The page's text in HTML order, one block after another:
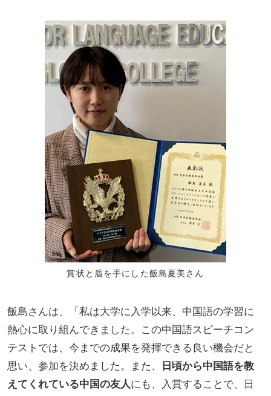
賞状と盾を手にした飯島夏美さん
飯島さんは、「私は大学に入学以来、中国語の学習に
熱心に取り組んできました。この中国語スピーチコン
テストでは、今までの成果を発揮できる良い機会だと
思い、参加を決めました。また、
日頃から中国語を教
えてくれている中国の友人にも、入賞することで、日